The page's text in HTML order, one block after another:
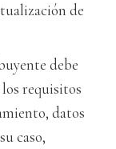
de
debe
requisitos
datos
caso,